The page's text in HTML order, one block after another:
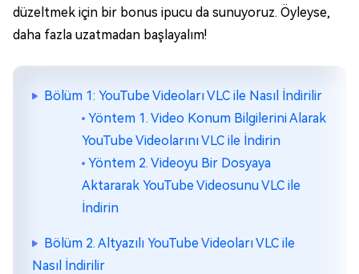
düzeltmek için bir bonus ipucu da sunuyoruz. Öyleyse,
daha fazla uzatmadan başlayalım!
Bölüm 1: YouTube Videoları VLC ile Nasıl İndirilir
Yöntem 1. Video Konum Bilgilerini Alarak
YouTube Videolarını VLC ile İndirin
Yöntem 2. Videoyu Bir Dosyaya
Aktararak YouTube Videosunu VLC ile
İndirin
Bölüm 2. Altyazılı YouTube Videoları VLC ile
Nasıl İndirilir